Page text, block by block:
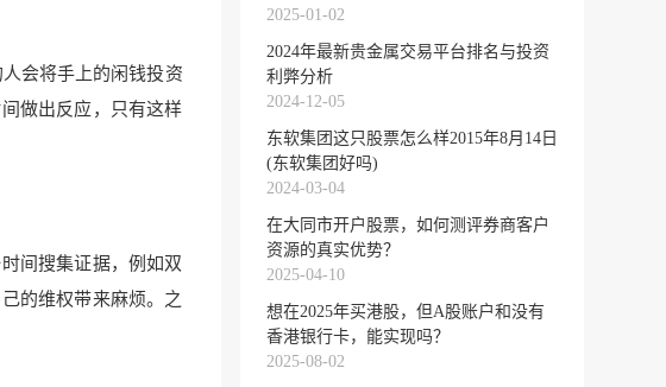
会将手上的闲钱投资
做出反应，只有这样
间搜集证据，例如双
的维权带来麻烦。之
2025-01-02
2024年最新贵金属交易平台排名与投资
利弊分析
2024-12-05
东软集团这只股票怎么样2015年8月14日
(东软集团好吗)
2024-03-04
在大同市开户股票，如何测评券商客户
资源的真实优势？
2025-04-10
想在2025年买港股，但A股账户和没有
香港银行卡，能实现吗？
2025-08-02